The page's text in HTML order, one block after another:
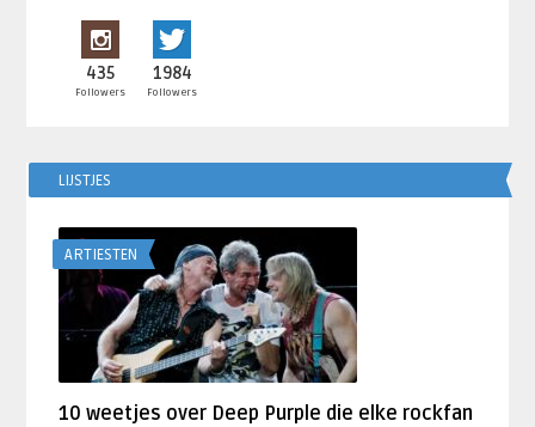
435
Followers
1984
Followers
LIJSTJES
ARTIESTEN
10 weetjes over Deep Purple die elke rockfan